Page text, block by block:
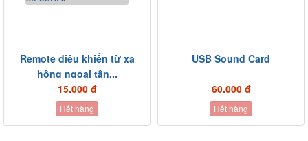
Remote điều khiển từ xa
hồng ngoại tần...
15.000 đ
Hết hàng
USB Sound Card
60.000 đ
Hết hàng